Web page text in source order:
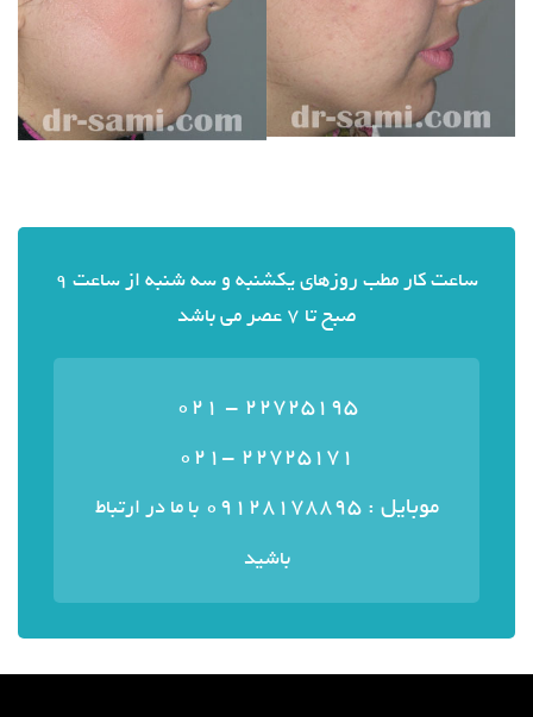
ساعت کار مطب روزهای یکشنبه و سه شنبه از ساعت 9
صبح تا 7 عصر می باشد
22725195 - 021
22725171 -021
موبایل : ۰۹۱۲۸۱۷۸۸۹۵
با ما در ارتباط
باشید